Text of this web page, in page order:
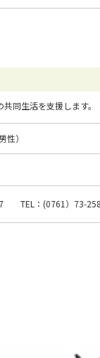
同生活を支援します。
性）
7 TEL：(0761）73-